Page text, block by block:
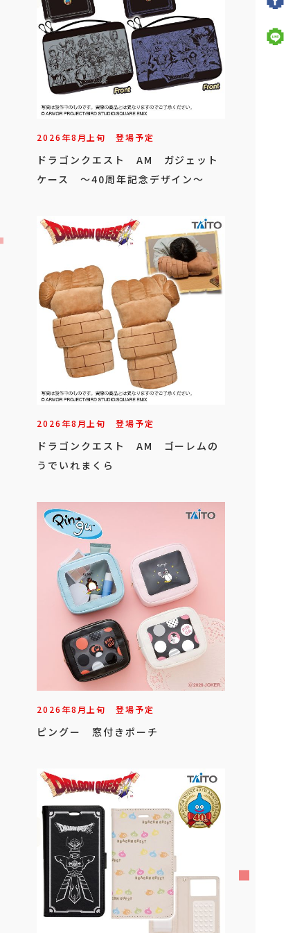
2026年8月上旬 登場予定
ドラゴンクエスト AM ガジェット
ケース ～40周年記念デザイン～
2026年8月上旬 登場予定
ドラゴンクエスト AM ゴーレムの
うでいれまくら
2026年8月上旬 登場予定
ピングー 窓付きポーチ